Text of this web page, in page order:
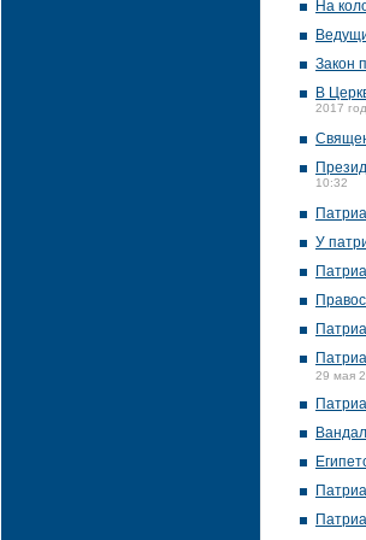
На
Закон
В
2017
10:32
У
29 мая